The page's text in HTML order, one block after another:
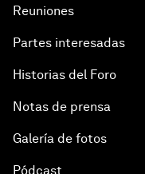
Reuniones
Partes interesadas
Historias del Foro
Notas de prensa
Galería de fotos
Pódcast